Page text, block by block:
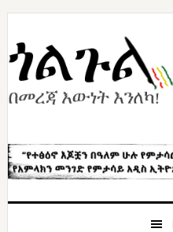
Skip
primary
navigation
Skip
content
Skip
primary
sidebar